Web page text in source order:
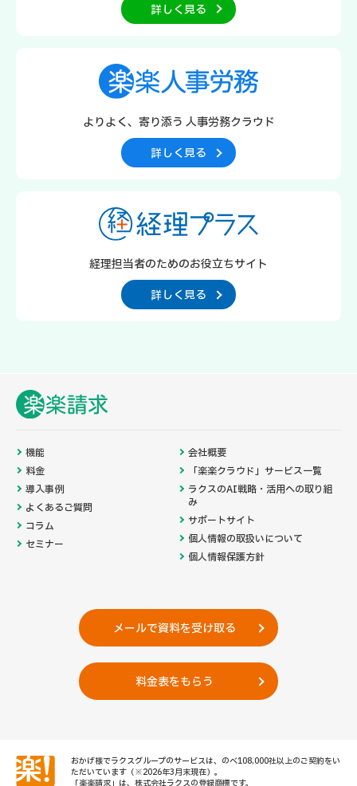
詳しく見る
よりよく、寄り添う 人事労務クラウド
詳しく見る
経理担当者のためのお役立ちサイト
詳しく見る
機能
料金
導入事例
よくあるご質問
コラム
セミナー
会社概要
「楽楽クラウド」サービス一覧
ラクスのAI戦略・活用への取り組
み
サポートサイト
個人情報の取扱いについて
個人情報保護方針
メールで資料を受け取る
料金表をもらう
おかげ様でラクスグループのサービスは、のべ108,000社以上のご契約をい
ただいています（※2026年3月末現在）。
「楽楽請求」は、株式会社ラクスの登録商標です。